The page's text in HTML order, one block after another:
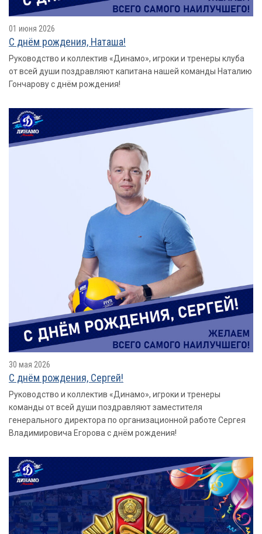
01 июня 2026
С днём рождения, Наташа!
Руководство и коллектив «Динамо», игроки и тренеры клуба
от всей души поздравляют капитана нашей команды Наталию
Гончарову с днём рождения!
30 мая 2026
С днëм рождения, Сергей!
Руководство и коллектив «Динамо», игроки и тренеры
команды от всей души поздравляют заместителя
генерального директора по организационной работе Сергея
Владимировича Егорова с днём рождения!